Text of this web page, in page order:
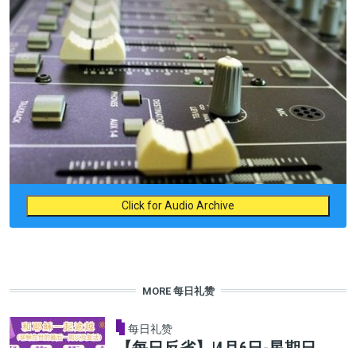
Click for Audio Archive
MORE 每日礼赞
每日礼赞